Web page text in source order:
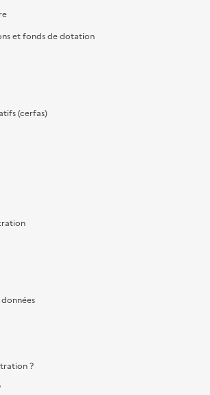
et fonds de dotation
(cerfas)
?